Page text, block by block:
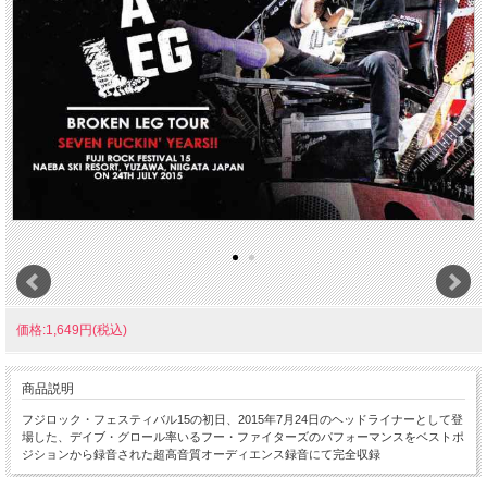
価格:1,649円(税込)
商品説明
フジロック・フェスティバル15の初日、2015年7月24日のヘッドライナーとして登
場した、デイブ・グロール率いるフー・ファイターズのパフォーマンスをベストポ
ジションから録音された超高音質オーディエンス録音にて完全収録